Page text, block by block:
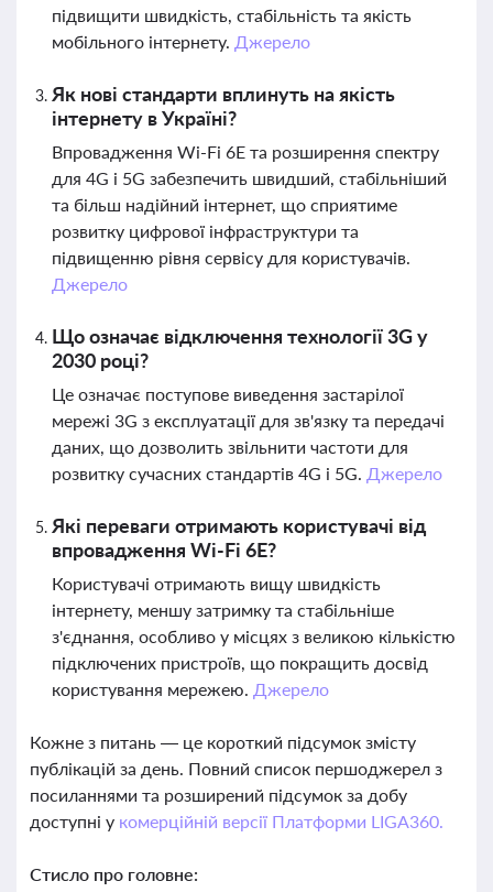
підвищити швидкість, стабільність та якість
мобільного інтернету. Джерело
Як нові стандарти вплинуть на якість
інтернету в Україні?
Впровадження Wi-Fi 6E та розширення спектру
для 4G і 5G забезпечить швидший, стабільніший
та більш надійний інтернет, що сприятиме
розвитку цифрової інфраструктури та
підвищенню рівня сервісу для користувачів.
Джерело
Що означає відключення технології 3G у
2030 році?
Це означає поступове виведення застарілої
мережі 3G з експлуатації для зв'язку та передачі
даних, що дозволить звільнити частоти для
розвитку сучасних стандартів 4G і 5G. Джерело
Які переваги отримають користувачі від
впровадження Wi-Fi 6E?
Користувачі отримають вищу швидкість
інтернету, меншу затримку та стабільніше
з'єднання, особливо у місцях з великою кількістю
підключених пристроїв, що покращить досвід
користування мережею. Джерело
Кожне з питань — це короткий підсумок змісту
публікацій за день. Повний список першоджерел з
посиланнями та розширений підсумок за добу
доступні у комерційній версії Платформи LIGA360.
Стисло про головне: